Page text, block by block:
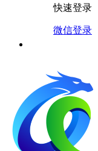
快速登录
微信登录